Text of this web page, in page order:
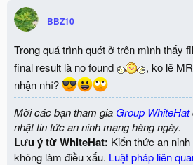
t
i
o
s
:
BBZ10
Trong quá trình quét ở trên mình thấy
final result là no found
, ko lẽ
nhận nhỉ?
Mời các bạn tham gia Group WhiteHat
nhật tin tức an ninh mạng hàng ngày.
Lưu ý từ WhiteHat: Kiến thức an
không làm điều xấu. Luật pháp liên